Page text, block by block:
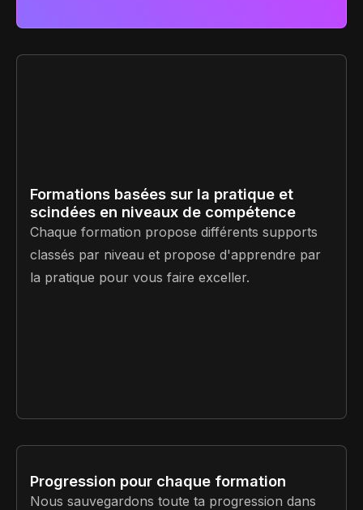
Formations basées sur la pratique et
scindées en niveaux de compétence
Chaque formation propose différents supports
classés par niveau et propose d'apprendre par
la pratique pour vous faire exceller.
Progression pour chaque formation
Nous sauvegardons toute ta progression dans